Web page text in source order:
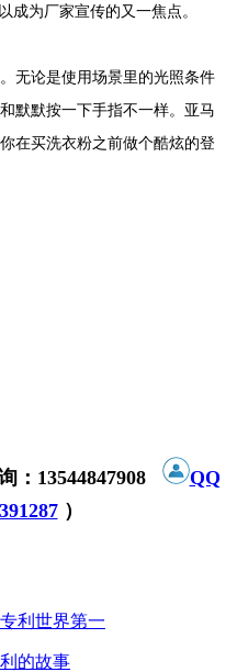
成为厂家宣传的又一焦点。
论是使用场景里的光照条件
默默按一下手指不一样。亚马
在买洗衣粉之前做个酷炫的登
：13544847908
QQ
）
利世界第一
的故事